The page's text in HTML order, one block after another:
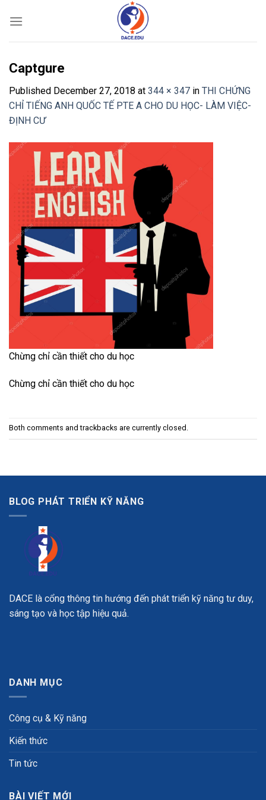
Captgure
Published December 27, 2018 at 344 × 347 in THI CHỨNG
CHỈ TIẾNG ANH QUỐC TẾ PTE A CHO DU HỌC- LÀM VIỆC-
ĐỊNH CƯ
Chừng chỉ cần thiết cho du học
Chừng chỉ cần thiết cho du học
Both comments and trackbacks are currently closed.
BLOG PHÁT TRIỂN KỸ NĂNG
DACE là cổng thông tin hướng đến phát triển kỹ năng tư duy,
sáng tạo và học tập hiệu quả.
DANH MỤC
Công cụ & Kỹ năng
Kiến thức
Tin tức
BÀI VIẾT MỚI